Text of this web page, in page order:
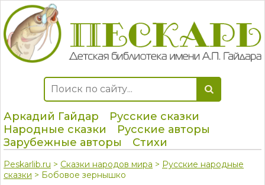
Аркадий Гайдар
Русские сказки
Народные сказки
Русские авторы
Зарубежные авторы
Стихи
Peskarlib.ru > Сказки народов мира > Русские народные
сказки > Бобовое зернышко